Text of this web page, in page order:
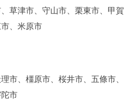
草津市、守山市、栗東市、甲賀
、米原市
市、橿原市、桜井市、五條市、
市